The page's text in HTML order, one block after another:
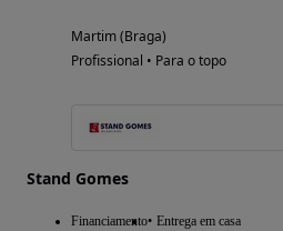
Martim (Braga)
Profissional • Para o topo
Stand Gomes
Financiamento Entrega em casa